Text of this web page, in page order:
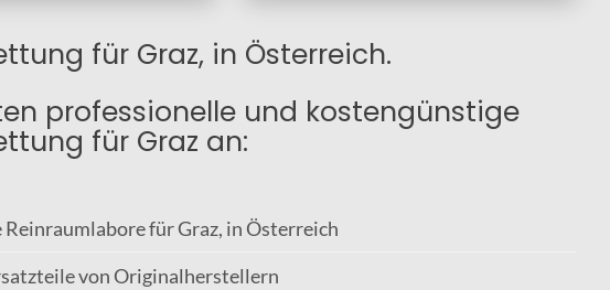
für Graz, in Österreich.
professionelle und kostengünstige
für Graz an:
Reinraumlabore für Graz, in Österreich
von Originalherstellern